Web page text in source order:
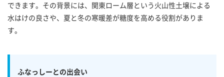
できます。その背景には、関東ローム層という火山性土壌による
水はけの良さや、夏と冬の寒暖差が糖度を高める役割がありま
す。
ふなっしーとの出会い